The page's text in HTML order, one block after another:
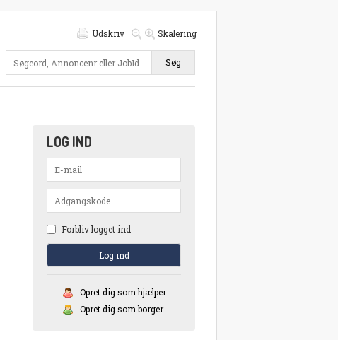
Udskriv Skalering
Søg
LOG IND
Forbliv logget ind
Opret dig som hjælper
Opret dig som borger